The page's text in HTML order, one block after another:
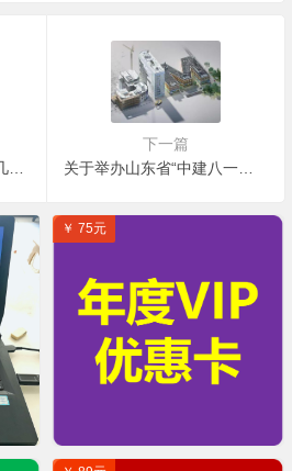
如何玩转Vray渲染器？这几个技巧一定要掌握！
下一篇
关于举办山东省“中建八一杯”第一届山东省建设行业建筑信息模型（BIM)应用竞赛的通知
￥ 75元